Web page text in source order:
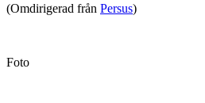
(Omdirigerad från Persus)
Foto